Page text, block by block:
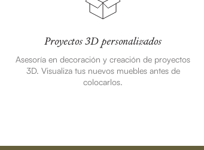
Proyectos 3D personalizados
Asesoría en decoración y creación de proyectos
3D. Visualiza tus nuevos muebles antes de
colocarlos.